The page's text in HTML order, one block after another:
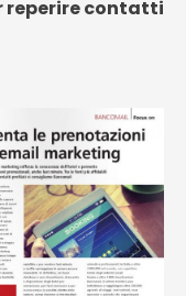
reperire contatti